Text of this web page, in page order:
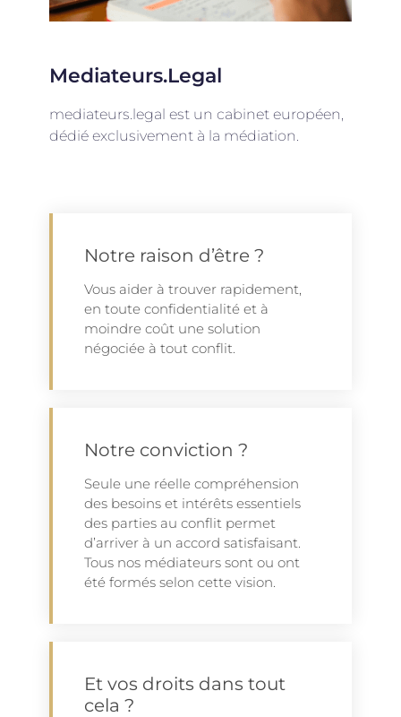
Mediateurs.legal
mediateurs.legal est un cabinet européen,
dédié exclusivement à la médiation.
Notre raison d’être ?
Vous aider à trouver rapidement,
en toute confidentialité et à
moindre coût une solution
négociée à tout conflit.
Notre conviction ?
Seule une réelle compréhension
des besoins et intérêts essentiels
des parties au conflit permet
d’arriver à un accord satisfaisant.
Tous nos médiateurs sont ou ont
été formés selon cette vision.
Et vos droits dans tout
cela ?